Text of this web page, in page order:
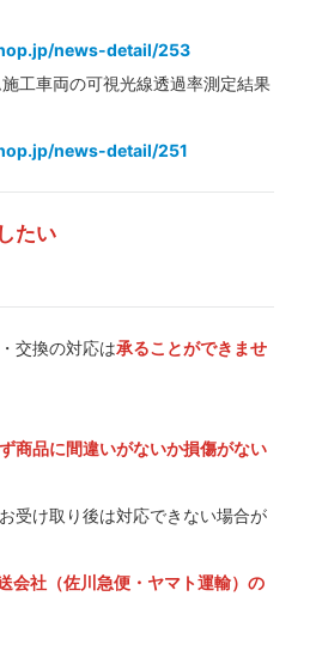
news-detail/253
工車両の可視光線透過率測定結果
news-detail/251
たい
交換の対応は承ることができませ
商品に間違いがないか損傷がない
受け取り後は対応できない場合が
会社（佐川急便・ヤマト運輸）の